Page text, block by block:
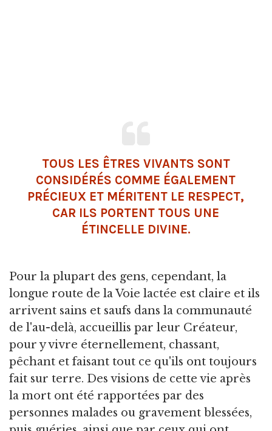
TOUS LES ÊTRES VIVANTS SONT
CONSIDÉRÉS COMME ÉGALEMENT
PRÉCIEUX ET MÉRITENT LE RESPECT,
CAR ILS PORTENT TOUS UNE
ÉTINCELLE DIVINE.
Pour la plupart des gens, cependant, la
longue route de la Voie lactée est claire et ils
arrivent sains et saufs dans la communauté
de l'au-delà, accueillis par leur Créateur,
pour y vivre éternellement, chassant,
pêchant et faisant tout ce qu'ils ont toujours
fait sur terre. Des visions de cette vie après
la mort ont été rapportées par des
personnes malades ou gravement blessées,